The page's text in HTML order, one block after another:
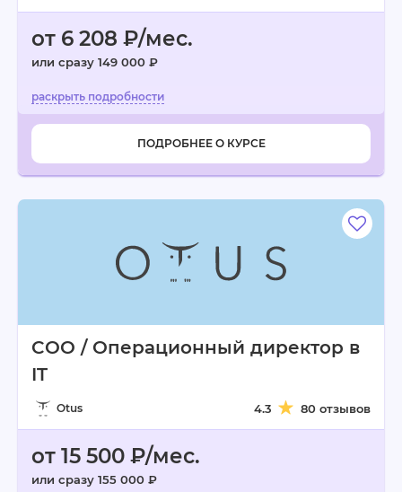
от 6 208 ₽/мес.
или сразу 149 000 ₽
ПОДРОБНЕЕ О КУРСЕ
COO / Операционный директор в
IT
Otus 4.3 80 отзывов
от 15 500 ₽/мес.
или сразу 155 000 ₽